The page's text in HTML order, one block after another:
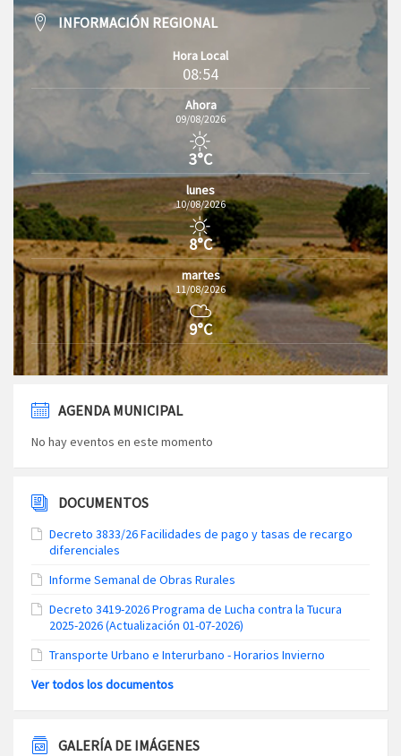
INFORMACIÓN REGIONAL
Hora Local
08:54
Ahora
09/08/2026
3°C
lunes
10/08/2026
8°C
martes
11/08/2026
9°C
AGENDA MUNICIPAL
No hay eventos en este momento
DOCUMENTOS
Decreto 3833/26 Facilidades de pago y tasas de recargo
diferenciales
Informe Semanal de Obras Rurales
Decreto 3419-2026 Programa de Lucha contra la Tucura
2025-2026 (Actualización 01-07-2026)
Transporte Urbano e Interurbano - Horarios Invierno
Ver todos los documentos
GALERÍA DE IMÁGENES